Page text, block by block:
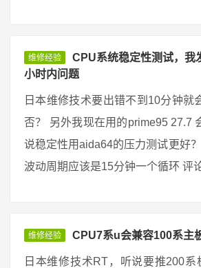
维修经验
CPU系统稳定性测试，我
小时内问题
日本维修技术要出错不到10分钟就
否？ 另外我现在用的prime95 27.7
说稳定性用aida64的压力测试更好
波动周期应该是15分钟一个循环 评
维修经验 CPU7系u会兼容100系主
日本维修技术RT，听说要推200系